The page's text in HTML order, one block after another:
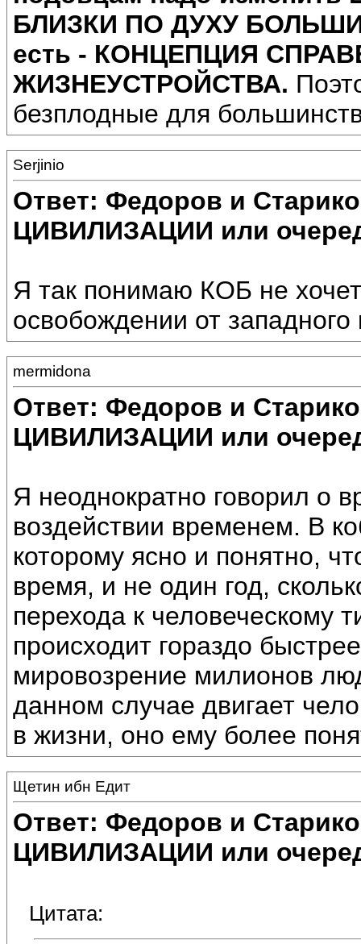
БЛИЗКИ ПО ДУХУ
есть - КОНЦЕПЦИЯ
ЖИЗНЕУСТРОЙСТВА.
безплодные для
Serjinio
Ответ: Федоров и
ЦИВИЛИЗАЦИИ или
Я так понимаю КОБ не
освобождении от
mermidona
Ответ: Федоров и
ЦИВИЛИЗАЦИИ или
Я неоднократно говорил о
воздействии временем. В
которому ясно и понятно,
время, и не один год,
перехода к человеческому
происходит гораздо
мировозрение милионов
данном случае двигает
в жизни, оно ему более
Щетин ибн Едит
Ответ: Федоров и
ЦИВИЛИЗАЦИИ или
Цитата: